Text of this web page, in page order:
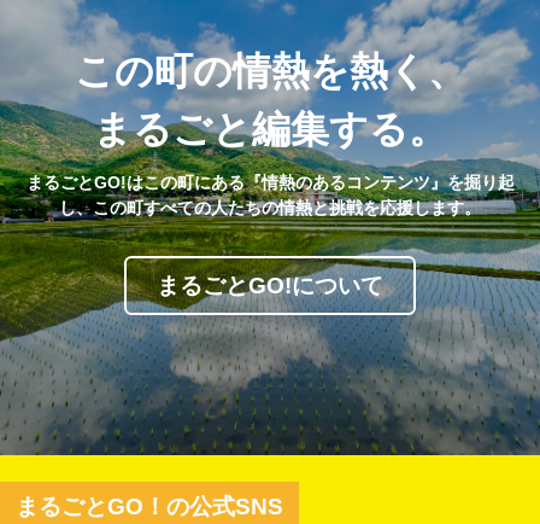
この町の情熱を熱く、
まるごと編集する。
まるごとGO!はこの町にある『情熱のあるコンテンツ』を掘り起
し、この町すべての人たちの情熱と挑戦を応援します。
まるごとGO!について
まるごとGO！の公式SNS